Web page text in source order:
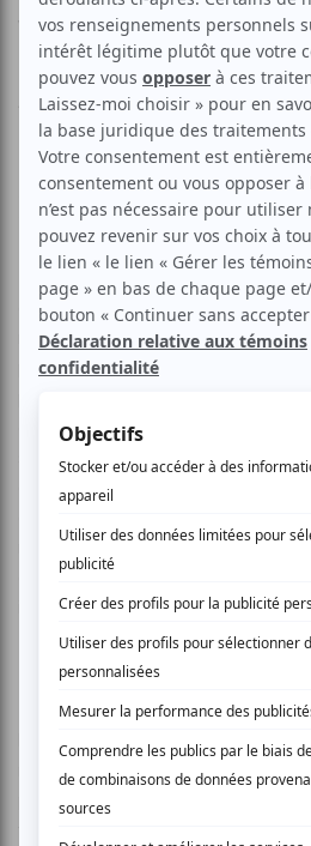
Vernissage
Aucune offre
disponible
Soyez les premiers avisés dès
pour J'affiche mes couleurs |
Pour moi, l'art est d'abord
ce qui permet à toute personne de
restaurer. Il est catalyseur
plaisir. Il nous libère de la routine,
enveloppé d’une subtile
sentiments envers autrui, aussi
des autres à notre égard, tout
même calibre. Ce qui m’intéresse
exactement la réalité, mais bien
imaginaire et de laisser une
Profondément marquée par la
l’enfance; le cocon familial et la
ma force et je m’y ressource à
papillon: j’ai besoin d’espace et